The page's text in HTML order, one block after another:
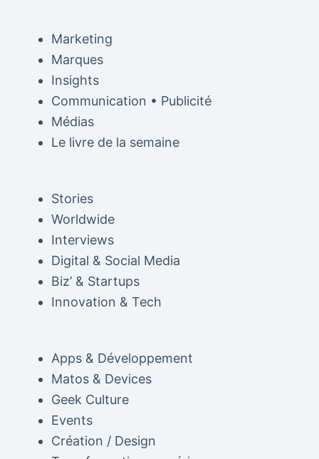
Marketing
Marques
Insights
Communication • Publicité
Médias
Le livre de la semaine
Stories
Worldwide
Interviews
Digital & Social Media
Biz’ & Startups
Innovation & Tech
Apps & Développement
Matos & Devices
Geek Culture
Events
Création / Design